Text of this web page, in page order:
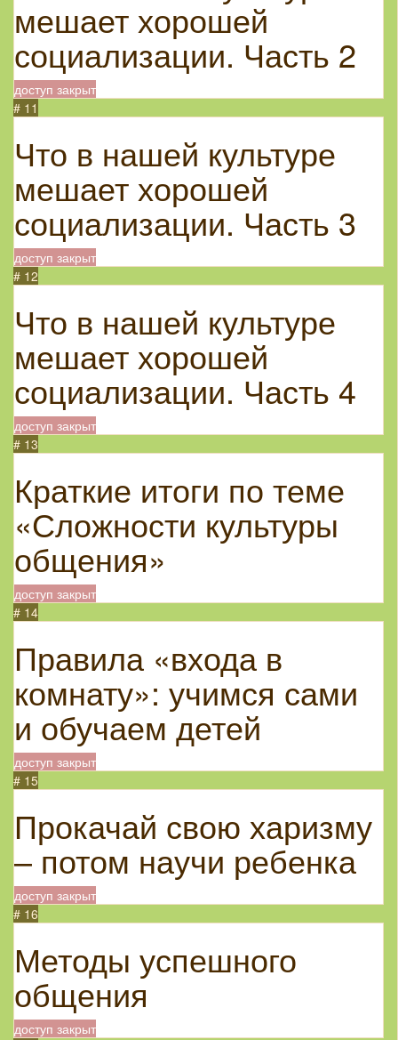
мешает хорошей
социализации. Часть 2
доступ закрыт
# 11
Что в нашей культуре
мешает хорошей
социализации. Часть 3
доступ закрыт
# 12
Что в нашей культуре
мешает хорошей
социализации. Часть 4
доступ закрыт
# 13
Краткие итоги по теме
«Сложности культуры
общения»
доступ закрыт
# 14
Правила «входа в
комнату»: учимся сами
и обучаем детей
доступ закрыт
# 15
Прокачай свою харизму
– потом научи ребенка
доступ закрыт
# 16
Методы успешного
общения
доступ закрыт